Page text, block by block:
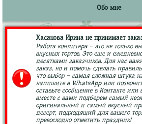
Обо мне
Хасанова Ирина не принимает
Работа кондитера – это не только
вкусных тортов. Это еще и
десятками заказчиков. Для нас
заказ, но и помочь сделать
что выбор – самая сложная штука
напишите в WhatsApp или
оставьте сообщение в Контакте
вместе с вами подберем самый
оригинальный и самый вкусный
десерт, подходящий для вашего
превосходно отметить праздник!